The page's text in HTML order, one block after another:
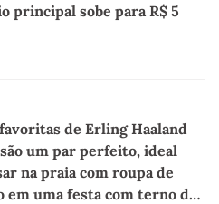
principal sobe para R$ 5
de Erling Haaland
um par perfeito, ideal
na praia com roupa de
em uma festa com terno de